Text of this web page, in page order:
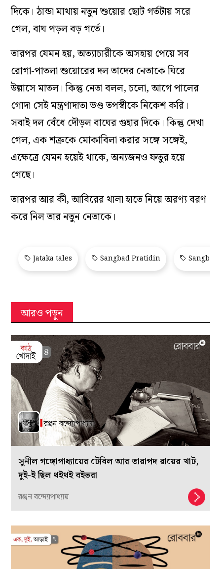
দিকে। ঠান্ডা মাথায় নতুন শুয়োর ছোট গর্তটায় সরে
গেল, বাঘ পড়ল বড় গর্তে।
তারপর যেমন হয়, অত্যাচারীকে অসহায় পেয়ে সব
রোগা-পাতলা শুয়োরের দল তাদের নেতাকে ঘিরে
উল্লাসে মাতল। কিন্তু নেতা বলল, চলো, আগে পালের
গোদা সেই মন্ত্রণাদাতা ভণ্ড তপস্বীকে নিকেশ করি।
সবাই দল বেঁধে দৌড়ল বাঘের গুহার দিকে। কিন্তু দেখা
গেল, এক শত্রুকে মোকাবিলা করার সঙ্গে সঙ্গেই,
এক্ষেত্রে যেমন হয়েই থাকে, অন্যজনও ফতুর হয়ে
গেছে।
তারপর আর কী, আবিরের থালা হাতে নিয়ে অরণ্য বরণ
করে নিল তার নতুন নেতাকে।
Jataka tales Sangbad Pratidin
আরও পড়ুন
সুনীল গঙ্গোপাধ্যায়ের টেবিল আর তারাপদ রায়ের খাট,
দুই-ই ছিল থইথই বইভরা
রঞ্জন বন্দ্যোপাধ্যায়